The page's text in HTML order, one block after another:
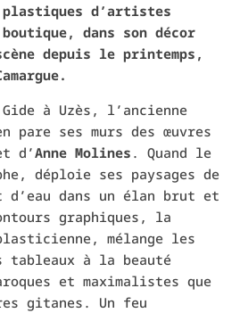
d’artistes
dans son décor
depuis le printemps,
à Uzès, l’ancienne
pare ses murs des œuvres
d’Anne Molines . Quand le
déploie ses paysages de
dans un élan brut et
graphiques, la
mélange les
tableaux à la beauté
et maximalistes que
gitanes. Un feu